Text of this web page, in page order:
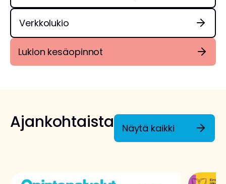
Verkkolukio
Lukion kesäopinnot
Ajankohtaista Näytä kaikki